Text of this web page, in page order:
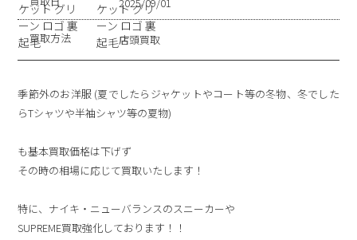
買取方法 店頭買取
季節外のお洋服 (夏でしたらジャケットやコート等の冬物、冬でした
らTシャツや半袖シャツ等の夏物)
も基本買取価格は下げず
その時の相場に応じて買取いたします！
特に、ナイキ・ニューバランスのスニーカーや
SUPREME買取強化しております！！